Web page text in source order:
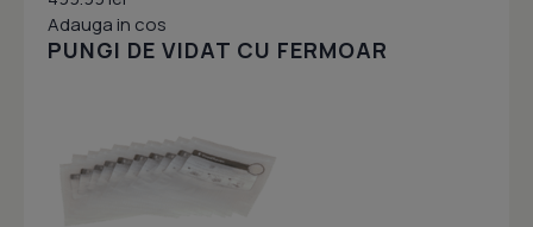
Adauga in cos
PUNGI DE VIDAT CU FERMOAR